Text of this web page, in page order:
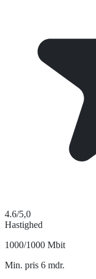
4.6/5,0
Hastighed
1000/1000 Mbit
Min. pris 6 mdr.